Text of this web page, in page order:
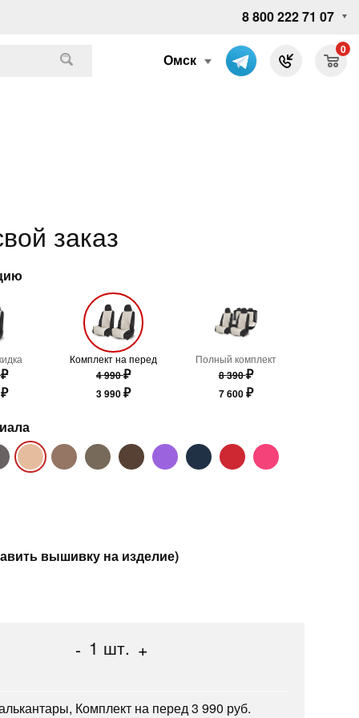
8 800 222 71 07
Омск
0
заказ
₽
₽
Комплект на перед
4 990₽
3 990₽
Полный комплект
8 390₽
7 600₽
вышивку на изделие)
- 1 шт. +
Комплект на перед 3 990 руб.